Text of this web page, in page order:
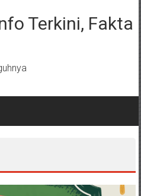
Terkini, Fakta